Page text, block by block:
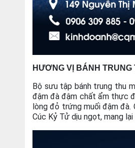
HƯƠNG VỊ BÁNH
Bộ sưu tập bánh trung thu
đậm đà đậm chất ẩm thực
lòng đỏ trứng muối đậm đà.
Cúc Kỷ Tử dịu ngọt, mang